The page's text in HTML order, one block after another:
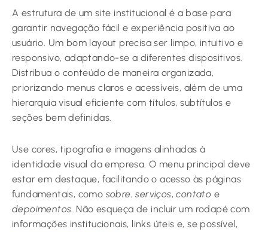
A estrutura de um site institucional é a base para
garantir navegação fácil e experiência positiva ao
usuário. Um bom layout precisa ser limpo, intuitivo e
responsivo, adaptando-se a diferentes dispositivos.
Distribua o conteúdo de maneira organizada,
priorizando menus claros e acessíveis, além de uma
hierarquia visual eficiente com títulos, subtítulos e
seções bem definidas.
Use cores, tipografia e imagens alinhadas à
identidade visual da empresa. O menu principal deve
estar em destaque, facilitando o acesso às páginas
fundamentais, como sobre,serviços,contato e
depoimentos . Não esqueça de incluir um rodapé com
informações institucionais, links úteis e, se possível,